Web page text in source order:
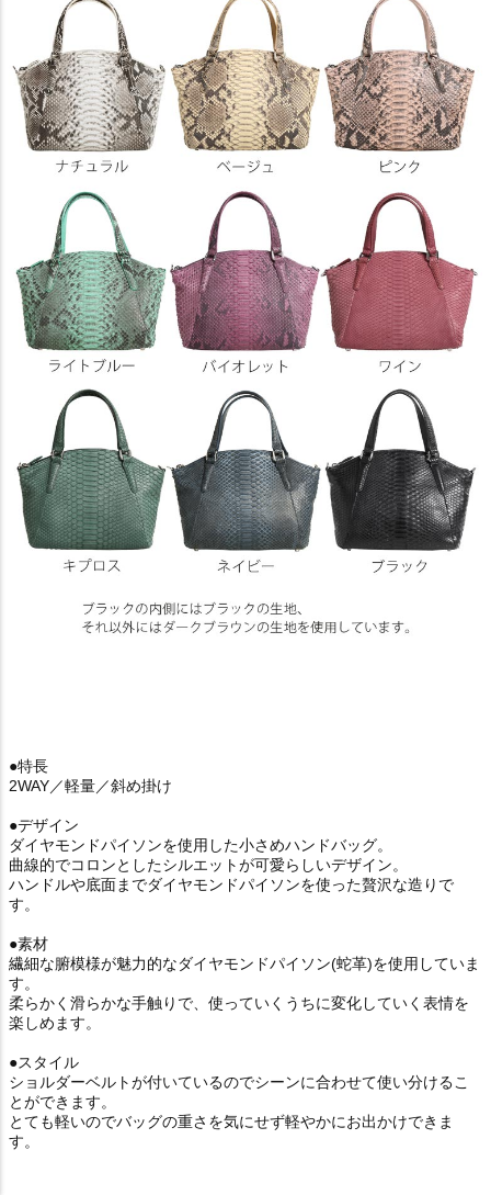
●特長
2WAY／軽量／斜め掛け
●デザイン
ダイヤモンドパイソンを使用した小さめハンドバッグ。
曲線的でコロンとしたシルエットが可愛らしいデザイン。
ハンドルや底面までダイヤモンドパイソンを使った贅沢な造りで
す。
●素材
繊細な腑模様が魅力的なダイヤモンドパイソン(蛇革)を使用していま
す。
柔らかく滑らかな手触りで、使っていくうちに変化していく表情を
楽しめます。
●スタイル
ショルダーベルトが付いているのでシーンに合わせて使い分けるこ
とができます。
とても軽いのでバッグの重さを気にせず軽やかにお出かけできま
す。